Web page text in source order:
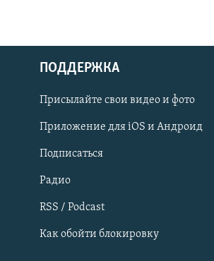
Українською
Qırımtatar
ПРИСОЕДИНЯЙТЕСЬ!
ПОДДЕРЖКА
Присылайте свои видео и фото
Приложение для iOS и Андроид
Подписаться
Радио
RSS / Podcast
Как обойти блокировку